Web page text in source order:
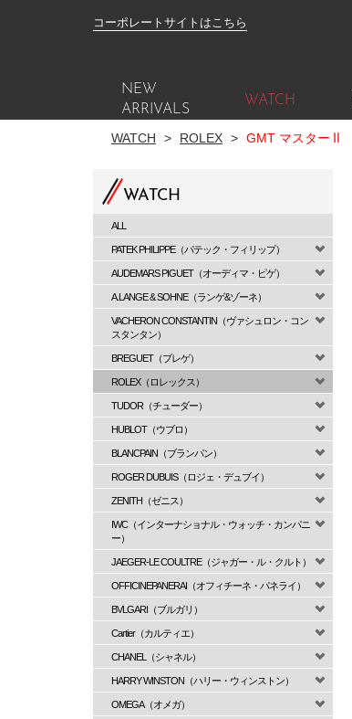
コーポレートサイトはこちら
NEW
ARRIVALS
WATCH
WATCH > ROLEX > GMT マスターⅡ
WATCH
ALL
PATEK PHILIPPE（パテック・フィリップ）
AUDEMARS PIGUET（オーディマ・ピゲ）
A.LANGE & SOHNE（ランゲ&ゾーネ）
VACHERON CONSTANTIN（ヴァシュロン・コン
スタンタン）
BREGUET（ブレゲ）
ROLEX（ロレックス）
TUDOR（チューダー）
HUBLOT（ウブロ）
BLANCPAIN（ブランパン）
ROGER DUBUIS（ロジェ・デュブイ）
ZENITH（ゼニス）
IWC（インターナショナル・ウォッチ・カンパニ
ー）
JAEGER-LE COULTRE（ジャガー・ル・クルト）
OFFICINEPANERAI（オフィチーネ・パネライ）
BVLGARI（ブルガリ）
Cartier（カルティエ）
CHANEL（シャネル）
HARRY WINSTON（ハリー・ウィンストン）
OMEGA（オメガ）